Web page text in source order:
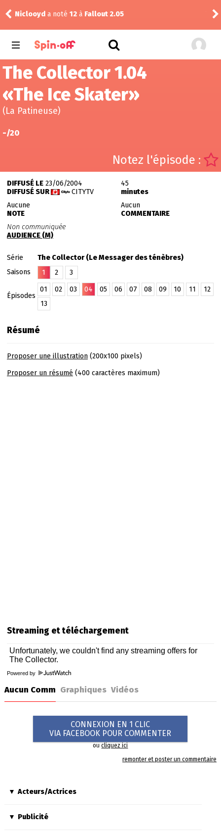
Niclooyd a noté 12 à Fallout 2.05
The Collector 1.04
«The Ice Skater»
(La Patineuse)
-/20
Notez l'épisode :
DIFFUSÉ LE23/06/2004
DIFFUSÉ SUR
CITYTV
45
minutes
Aucune
NOTE
Aucun
COMMENTAIRE
Non communiquée
AUDIENCE (M)
Série
The Collector (Le Messager des ténèbres)
Saisons
1 2 3
Épisodes
01 02 03 04 05 06 07 08 09 10 11
12
13
Résumé
Proposer une illustration(200x100 pixels)
Proposer un résumé (400 caractères maximum)
Streaming et téléchargement
Powered by
Aucun Comm Graphiques Vidéos
CONNEXION EN 1 CLIC
VIA FACEBOOK POUR COMMENTER
oucliquez ici
remonter et poster un commentaire
Acteurs/Actrices
Publicité